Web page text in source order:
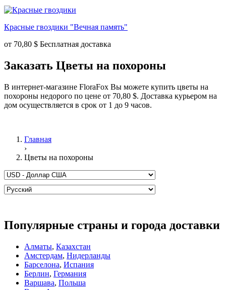
Красные гвоздики "Вечная память"
от 70,80 $
Заказать Цветы на похороны
В интернет-магазине FloraFox Вы можете купить цветы на
похороны недорого по цене от 70,80 $. Доставка курьером на
дом осуществляется в срок от 1 до 9 часов.
Главная
›
Цветы на похороны
Популярные страны и города доставки
Алматы, Казахстан
Амстердам, Нидерланды
Барселона, Испания
Берлин, Германия
Варшава, Польша